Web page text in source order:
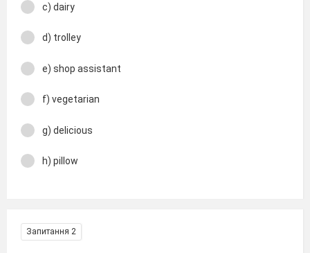
c) dairy
d) trolley
e) shop assistant
f) vegetarian
g) delicious
h) pillow
Запитання 2